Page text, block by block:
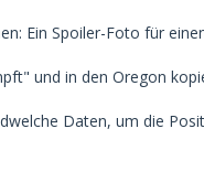
Ein Spoiler-Foto für
und in den Oregon
Daten, um die